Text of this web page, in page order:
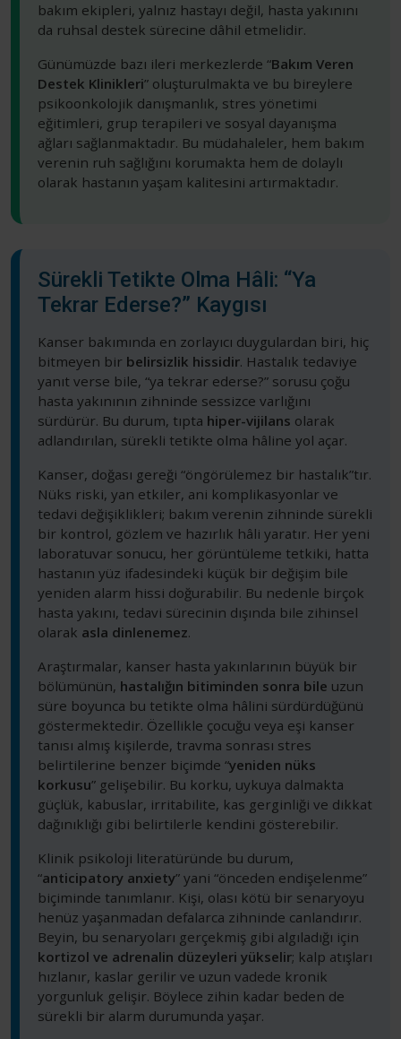
bakım ekipleri, yalnız hastayı değil, hasta yakınını
da ruhsal destek sürecine dâhil etmelidir.
Günümüzde bazı ileri merkezlerde “Bakım Veren
Destek Klinikleri” oluşturulmakta ve bu bireylere
psikoonkolojik danışmanlık, stres yönetimi
eğitimleri, grup terapileri ve sosyal dayanışma
ağları sağlanmaktadır. Bu müdahaleler, hem bakım
verenin ruh sağlığını korumakta hem de dolaylı
olarak hastanın yaşam kalitesini artırmaktadır.
Sürekli Tetikte Olma Hâli: “Ya
Tekrar Ederse?” Kaygısı
Kanser bakımında en zorlayıcı duygulardan biri, hiç
bitmeyen bir belirsizlik hissidir. Hastalık tedaviye
yanıt verse bile, “ya tekrar ederse?” sorusu çoğu
hasta yakınının zihninde sessizce varlığını
sürdürür. Bu durum, tıpta hiper-vijilans olarak
adlandırılan, sürekli tetikte olma hâline yol açar.
Kanser, doğası gereği “öngörülemez bir hastalık”tır.
Nüks riski, yan etkiler, ani komplikasyonlar ve
tedavi değişiklikleri; bakım verenin zihninde sürekli
bir kontrol, gözlem ve hazırlık hâli yaratır. Her yeni
laboratuvar sonucu, her görüntüleme tetkiki, hatta
hastanın yüz ifadesindeki küçük bir değişim bile
yeniden alarm hissi doğurabilir. Bu nedenle birçok
hasta yakını, tedavi sürecinin dışında bile zihinsel
olarak asla dinlenemez.
Araştırmalar, kanser hasta yakınlarının büyük bir
bölümünün, hastalığın bitiminden sonra bile uzun
süre boyunca bu tetikte olma hâlini sürdürdüğünü
göstermektedir. Özellikle çocuğu veya eşi kanser
tanısı almış kişilerde, travma sonrası stres
belirtilerine benzer biçimde “yeniden nüks
korkusu” gelişebilir. Bu korku, uykuya dalmakta
güçlük, kabuslar, irritabilite, kas gerginliği ve dikkat
dağınıklığı gibi belirtilerle kendini gösterebilir.
Klinik psikoloji literatüründe bu durum,
“anticipatory anxiety” yani “önceden endişelenme”
biçiminde tanımlanır. Kişi, olası kötü bir senaryoyu
henüz yaşanmadan defalarca zihninde canlandırır.
Beyin, bu senaryoları gerçekmiş gibi algıladığı için
kortizol ve adrenalin düzeyleri yükselir; kalp atışları
hızlanır, kaslar gerilir ve uzun vadede kronik
yorgunluk gelişir. Böylece zihin kadar beden de
sürekli bir alarm durumunda yaşar.